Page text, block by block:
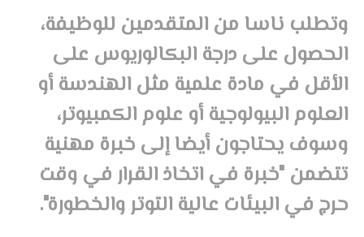
وتطلب ناسا من المتقدمين للوظيفة،
الحصول على درجة البكالوريوس على
الأقل في مادة علمية مثل الهندسة أو
العلوم البيولوجية أو علوم الكمبيوتر،
وسوف يحتاجون أيضا إلى خبرة مهنية
تتضمن "خبرة في اتخاذ القرار في وقت
حرج في البيئات عالية التوتر والخطورة".